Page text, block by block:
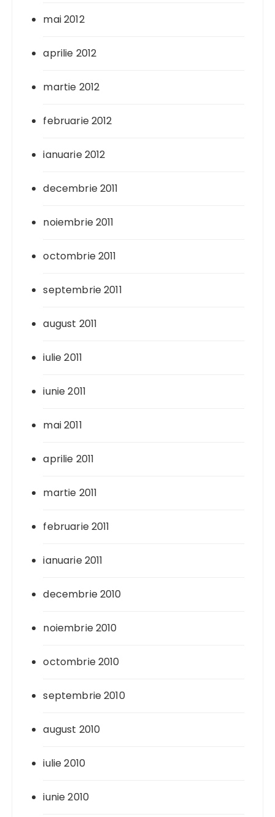
mai 2012
aprilie 2012
martie 2012
februarie 2012
ianuarie 2012
decembrie 2011
noiembrie 2011
octombrie 2011
septembrie 2011
august 2011
iulie 2011
iunie 2011
mai 2011
aprilie 2011
martie 2011
februarie 2011
ianuarie 2011
decembrie 2010
noiembrie 2010
octombrie 2010
septembrie 2010
august 2010
iulie 2010
iunie 2010